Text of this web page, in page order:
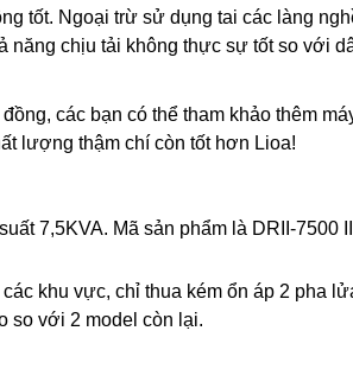
tốt. Ngoại trừ sử dụng tai các làng
chịu tải không thực sự tốt so với
các bạn có thể tham khảo thêm
lượng thậm chí còn tốt hơn Lioa!
7,5KVA. Mã sản phẩm là DRII-7500
khu vực, chỉ thua kém ổn áp 2 pha
so với 2 model còn lại.